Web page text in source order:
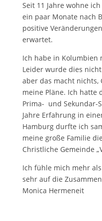
Seit 11 Jahre wohne
ein paar Monate nach
positive
erwartet.
Ich habe in Kolumbien
Leider wurde dies
aber das macht nichts,
meine Pläne. Ich hatte
Prima- und Sekundar-
Jahre Erfahrung in
Hamburg durfte ich
meine große Familie
Christliche Gemeinde
Ich fühle mich mehr
sehr auf die
Monica Hermeneit